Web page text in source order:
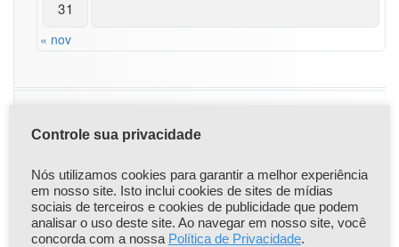
31
« nov
Popular | Recent | Comentário
Comunicado Importante
Apr 22,2021
Controle sua privacidade
Nós utilizamos cookies para garantir a melhor experiência
em nosso site. Isto inclui cookies de sites de mídias
sociais de terceiros e cookies de publicidade que podem
analisar o uso deste site. Ao navegar em nosso site, você
concorda com a nossa Política de Privacidade.